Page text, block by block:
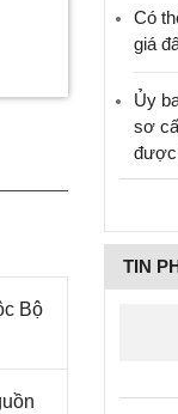
Bộ
Có
giá
Ủy
sơ
được
TIN